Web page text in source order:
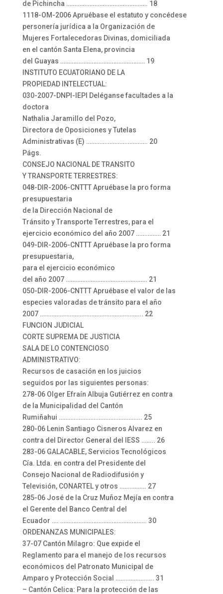
de Pichincha …………………………………………. 18
1118-OM-2006 Apruébase el estatuto y concédese
personería jurídica a la Organización de
Mujeres Fortalecedoras Divinas, domiciliada
en el cantón Santa Elena, provincia
del Guayas …………………………………………… 19
INSTITUTO ECUATORIANO DE LA
PROPIEDAD INTELECTUAL:
030-2007-DNPI-IEPI Deléganse facultades a la
doctora
Nathalia Jaramillo del Pozo,
Directora de Oposiciones y Tutelas
Administrativas (E) ………………………………. 20
Págs.
CONSEJO NACIONAL DE TRANSITO
Y TRANSPORTE TERRESTRES:
048-DIR-2006-CNTTT Apruébase la pro forma
presupuestaria
de la Dirección Nacional de
Tránsito y Transporte Terrestres, para el
ejercicio económico del año 2007 …………… 21
049-DIR-2006-CNTTT Apruébase la pro forma
presupuestaria,
para el ejercicio económico
del año 2007 …………………………………………. 21
050-DIR-2006-CNTTT Apruébase el valor de las
especies valoradas de tránsito para el año
2007 …………………………………………………….. 22
FUNCION JUDICIAL
CORTE SUPREMA DE JUSTICIA
SALA DE LO CONTENCIOSO
ADMINISTRATIVO:
Recursos de casación en los juicios
seguidos por las siguientes personas:
278-06 Olger Efraín Albuja Gutiérrez en contra
de la Municipalidad del Cantón
Rumiñahui ………………………………………….. 25
280-06 Lenin Santiago Cisneros Alvarez en
contra del Director General del IESS …….. 26
283-06 GALACABLE, Servicios Tecnológicos
Cía. Ltda. en contra del Presidente del
Consejo Nacional de Radiodifusión y
Televisión, CONARTEL y otros ……………. 27
285-06 José de la Cruz Muñoz Mejía en contra
el Gerente del Banco Central del
Ecuador …. ……………………………………………. 30
ORDENANZAS MUNICIPALES:
37-07 Cantón Milagro: Que expide el
Reglamento para el manejo de los recursos
económicos del Patronato Municipal de
Amparo y Protección Social ………………….. 31
– Cantón Celica: Para la protección de las